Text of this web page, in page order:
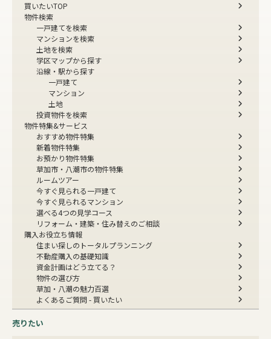
買いたいTOP
物件検索
一戸建てを検索
マンションを検索
土地を検索
学区マップから探す
沿線・駅から探す
一戸建て
マンション
土地
投資物件を検索
物件特集&サービス
おすすめ物件特集
新着物件特集
お預かり物件特集
草加市・八潮市の物件特集
ルームツアー
今すぐ見られる一戸建て
今すぐ見られるマンション
選べる4つの見学コース
リフォーム・建築・住み替えのご相談
購入お役立ち情報
住まい探しのトータルプランニング
不動産購入の基礎知識
資金計画はどう立てる？
物件の選び方
草加・八潮の魅力百選
よくあるご質問 - 買いたい
売りたい